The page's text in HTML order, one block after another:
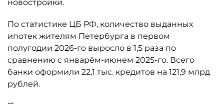
новостройки.
По статистике ЦБ РФ, количество выданных
ипотек жителям Петербурга в первом
полугодии 2026-го выросло в 1,5 раза по
сравнению с январём-июнем 2025-го. Всего
банки оформили 22,1 тыс. кредитов на 121,9 млрд
рублей.